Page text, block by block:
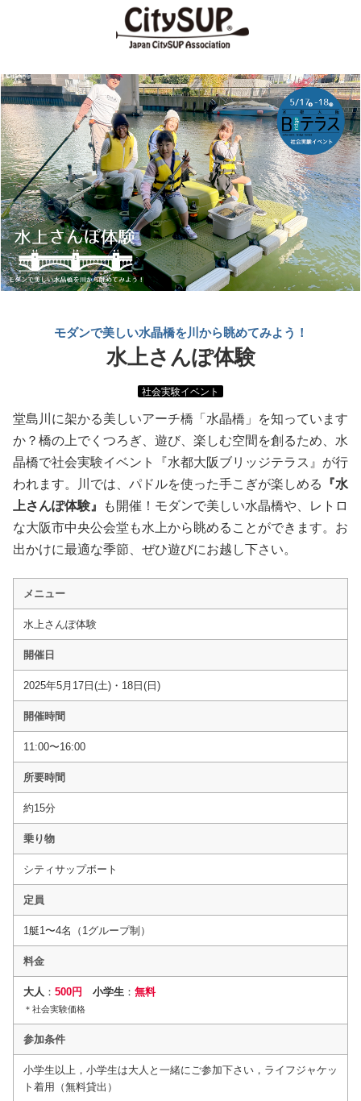
モダンで美しい水晶橋を川から眺めてみよう！
水上さんぽ体験
社会実験イベント
堂島川に架かる美しいアーチ橋「水晶橋」を知っています
か？橋の上でくつろぎ、遊び、楽しむ空間を創るため、水
晶橋で社会実験イベント『水都大阪ブリッジテラス』が行
われます。川では、パドルを使った手こぎが楽しめる
『水
上さんぽ体験』
も開催！モダンで美しい水晶橋や、レトロ
な大阪市中央公会堂も水上から眺めることができます。お
出かけに最適な季節、ぜひ遊びにお越し下さい。
メニュー
水上さんぽ体験
開催日
2025年5月17日(土)・18日(日)
開催時間
11:00〜16:00
所要時間
約15分
乗り物
シティサップボート
定員
1艇1〜4名（1グループ制）
料金
大人 ： 500円 小学生 ： 無料
＊社会実験価格
参加条件
小学生以上，小学生は大人と一緒にご参加下さい，ライフジャケッ
ト着用（無料貸出）